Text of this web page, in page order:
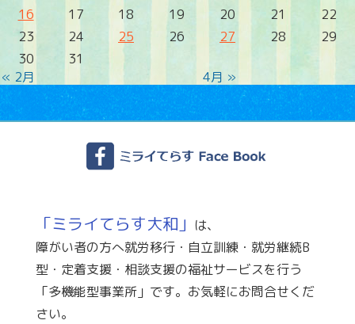
« 2月 4月 »
16
17 18 19 20 21
22
23
24 25 26 27 28
29
30
31
「ミライてらす大和」 は、
障がい者の方へ就労移行・自立訓練・就労継続B
型・定着支援・相談支援の福祉サービスを行う
「多機能型事業所」です。お気軽にお問合せくだ
さい。